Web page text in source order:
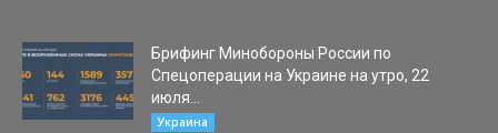
Брифинг Минобороны России по
Спецоперации на Украине на утро, 22
июля...
Украина